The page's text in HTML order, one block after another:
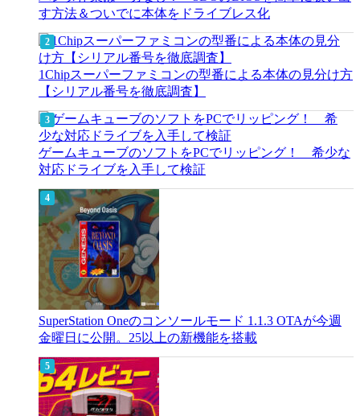
す方法＆ついでに本体をドライブレス化
1Chipスーパーファミコンの型番による本体の見分け方
【シリアル番号を徹底調査】
ゲームキューブのソフトをPCでリッピング！ 希少な
対応ドライブを入手して検証
SuperStation Oneのコンソールモード 1.1.3 OTAが今週
金曜日に公開。25以上の新機能を搭載